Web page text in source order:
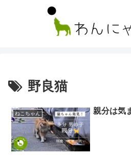
野良猫
ねこちゃん 親分は気